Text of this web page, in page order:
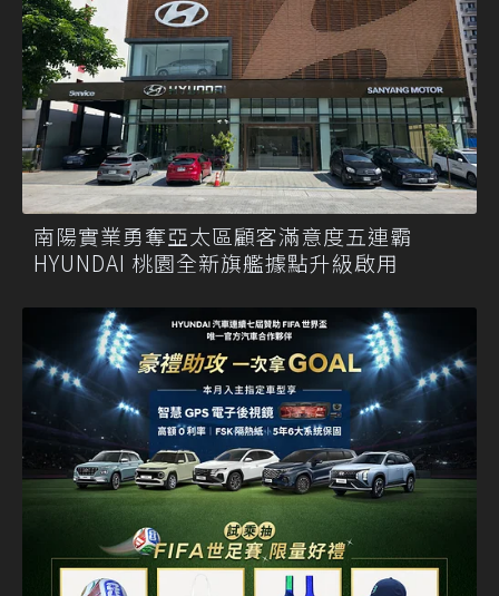
南陽實業勇奪亞太區顧客滿意度五連霸
HYUNDAI 桃園全新旗艦據點升級啟用